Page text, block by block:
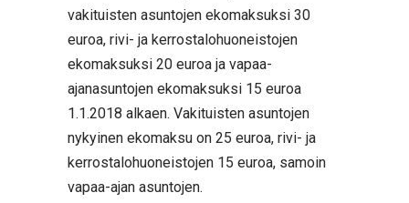
vakituisten asuntojen ekomaksuksi 30
euroa, rivi- ja kerrostalohuoneistojen
ekomaksuksi 20 euroa ja vapaa-
ajanasuntojen ekomaksuksi 15 euroa
1.1.2018 alkaen. Vakituisten asuntojen
nykyinen ekomaksu on 25 euroa, rivi- ja
kerrostalohuoneistojen 15 euroa, samoin
vapaa-ajan asuntojen.